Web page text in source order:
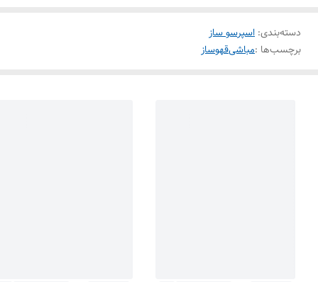
دسته‌بندی: اسپرسو ساز
برچسب‌ها :مباشیقهوساز